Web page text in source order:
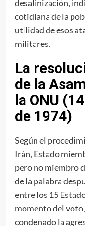
desalinización,
cotidiana de la
utilidad de esos
militares.
La
de la
la ONU
de 1974)
Según el
Irán, Estado
pero no miembro
de la palabra
entre los 15
momento del
condenado la